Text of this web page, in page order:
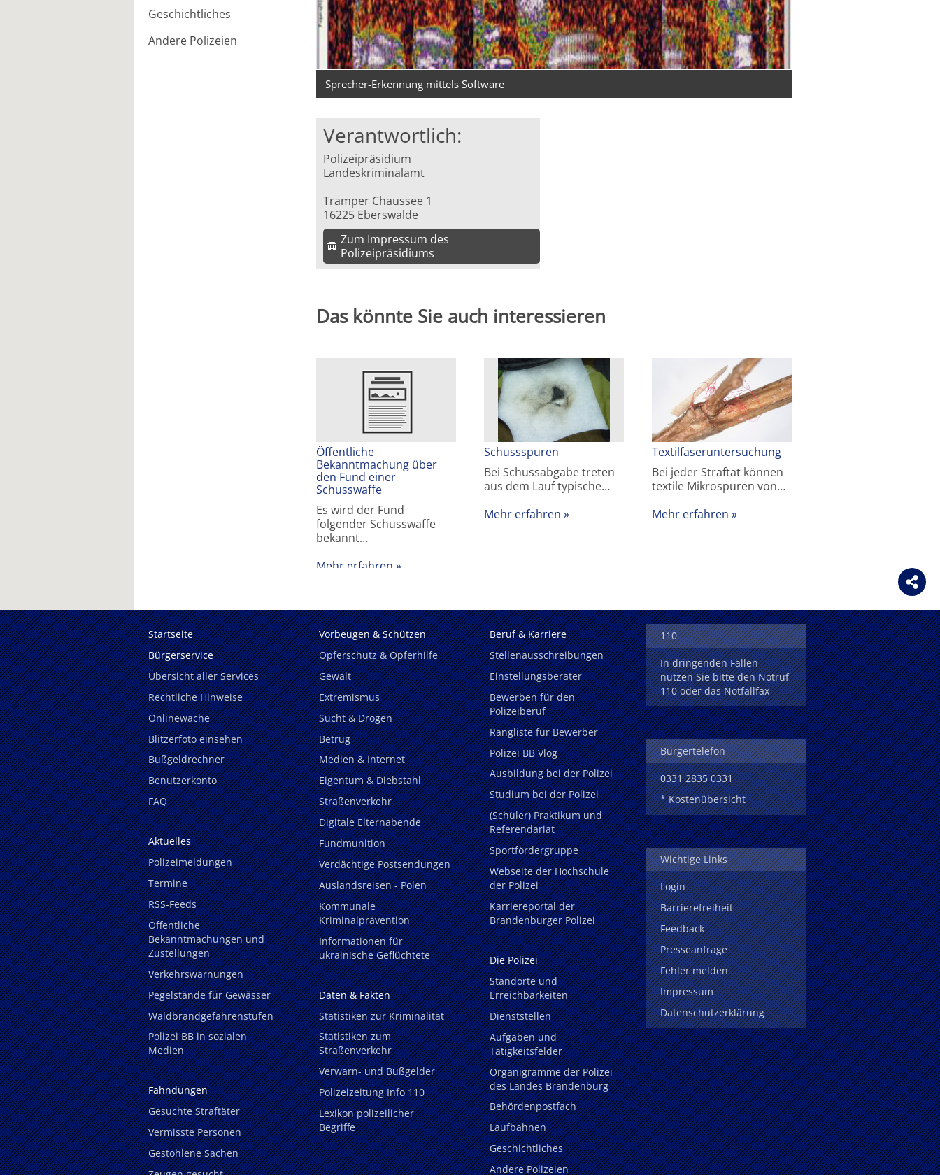
Geschichtliches
Andere Polizeien
Sprecher-Erkennung mittels Software
Verantwortlich:
Polizeipräsidium
Landeskriminalamt
Tramper Chaussee 1
16225 Eberswalde
Zum Impressum des
Polizeipräsidiums
Das könnte Sie auch interessieren
Öffentliche
Bekanntmachung über
den Fund einer
Schusswaffe
Es wird der Fund
folgender Schusswaffe
bekannt…
Mehr erfahren
Schussspuren
Bei Schussabgabe treten
aus dem Lauf typische…
Mehr erfahren
Textilfaseruntersuchung
Bei jeder Straftat können
textile Mikrospuren von…
Mehr erfahren
Startseite
Bürgerservice
Übersicht aller Services
Rechtliche Hinweise
Onlinewache
Blitzerfoto einsehen
Bußgeldrechner
Benutzerkonto
FAQ
Aktuelles
Polizeimeldungen
Termine
RSS-Feeds
Öffentliche
Bekanntmachungen und
Zustellungen
Verkehrswarnungen
Pegelstände für Gewässer
Waldbrandgefahrenstufen
Polizei BB in sozialen
Medien
Fahndungen
Gesuchte Straftäter
Vermisste Personen
Gestohlene Sachen
Vorbeugen & Schützen
Opferschutz & Opferhilfe
Gewalt
Extremismus
Sucht & Drogen
Betrug
Medien & Internet
Eigentum & Diebstahl
Straßenverkehr
Digitale Elternabende
Fundmunition
Verdächtige Postsendungen
Auslandsreisen - Polen
Kommunale
Kriminalprävention
Informationen für
ukrainische Geflüchtete
Daten & Fakten
Statistiken zur Kriminalität
Statistiken zum
Straßenverkehr
Verwarn- und Bußgelder
Polizeizeitung Info 110
Lexikon polizeilicher
Begriffe
Beruf & Karriere
Stellenausschreibungen
Einstellungsberater
Bewerben für den
Polizeiberuf
Rangliste für Bewerber
Polizei BB Vlog
Ausbildung bei der Polizei
Studium bei der Polizei
(Schüler) Praktikum und
Referendariat
Sportfördergruppe
Webseite der Hochschule
der Polizei
Karriereportal der
Brandenburger Polizei
Die Polizei
Standorte und
Erreichbarkeiten
Dienststellen
Aufgaben und
Tätigkeitsfelder
Organigramme der Polizei
des Landes Brandenburg
Behördenpostfach
Laufbahnen
Geschichtliches
Andere Polizeien
110
In dringenden Fällen
nutzen Sie bitte den Notruf
110 oder das Notfallfax
Bürgertelefon
0331 2835 0331
* Kostenübersicht
Wichtige Links
Login
Barrierefreiheit
Feedback
Presseanfrage
Fehler melden
Impressum
Datenschutzerklärung